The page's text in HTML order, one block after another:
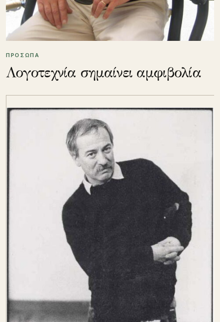
ΠΡΟΣΩΠΑ
Λογοτεχνία σημαίνει αμφιβολία